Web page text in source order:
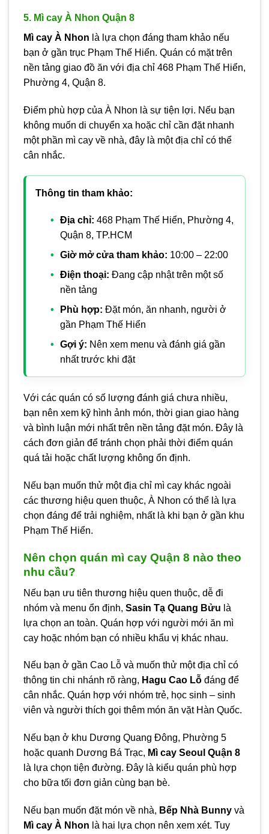
5. Mì cay À Nhon Quận 8
Mì cay À Nhon là lựa chọn đáng tham khảo nếu
bạn ở gần trục Phạm Thế Hiển. Quán có mặt trên
nền tảng giao đồ ăn với địa chỉ 468 Phạm Thế Hiển,
Phường 4, Quận 8.
Điểm phù hợp của À Nhon là sự tiện lợi. Nếu bạn
không muốn di chuyển xa hoặc chỉ cần đặt nhanh
một phần mì cay về nhà, đây là một địa chỉ có thể
cân nhắc.
Thông tin tham khảo:
Địa chỉ: 468 Phạm Thế Hiển, Phường 4,
Quận 8, TP.HCM
Giờ mở cửa tham khảo: 10:00 – 22:00
Điện thoại: Đang cập nhật trên một số
nền tảng
Phù hợp: Đặt món, ăn nhanh, người ở
gần Phạm Thế Hiển
Gợi ý: Nên xem menu và đánh giá gần
nhất trước khi đặt
Với các quán có số lượng đánh giá chưa nhiều,
bạn nên xem kỹ hình ảnh món, thời gian giao hàng
và bình luận mới nhất trên nền tảng đặt món. Đây là
cách đơn giản để tránh chọn phải thời điểm quán
quá tải hoặc chất lượng không ổn định.
Nếu bạn muốn thử một địa chỉ mì cay khác ngoài
các thương hiệu quen thuộc, À Nhon có thể là lựa
chọn đáng để trải nghiệm, nhất là khi bạn ở gần khu
Phạm Thế Hiển.
Nên chọn quán mì cay Quận 8 nào theo
nhu cầu?
Nếu bạn ưu tiên thương hiệu quen thuộc, dễ đi
nhóm và menu ổn định, Sasin Tạ Quang Bửu là
lựa chọn an toàn. Quán hợp với người mới ăn mì
cay hoặc nhóm bạn có nhiều khẩu vị khác nhau.
Nếu bạn ở gần Cao Lỗ và muốn thử một địa chỉ có
thông tin chi nhánh rõ ràng, Hagu Cao Lỗ đáng để
cân nhắc. Quán hợp với nhóm trẻ, học sinh – sinh
viên và người thích gọi thêm món ăn vặt Hàn Quốc.
Nếu bạn ở khu Dương Quang Đông, Phường 5
hoặc quanh Dương Bá Trạc, Mì cay Seoul Quận 8
là lựa chọn tiện đường. Đây là kiểu quán phù hợp
cho bữa tối đơn giản cùng bạn bè.
Nếu bạn muốn đặt món về nhà, Bếp Nhà Bunny và
Mì cay À Nhon là hai lựa chọn nên xem xét. Tuy